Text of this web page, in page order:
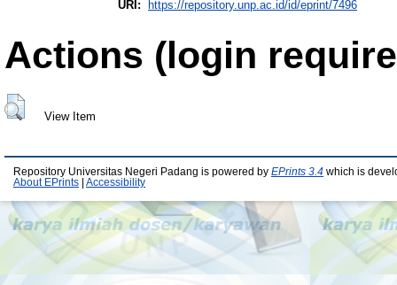
URI:
https://repository.unp.ac.id/id/eprint/7496
Actions (login
View Item
Repository Universitas Negeri Padang is powered by EPrints 3.4 which is
About EPrints
Accessibility